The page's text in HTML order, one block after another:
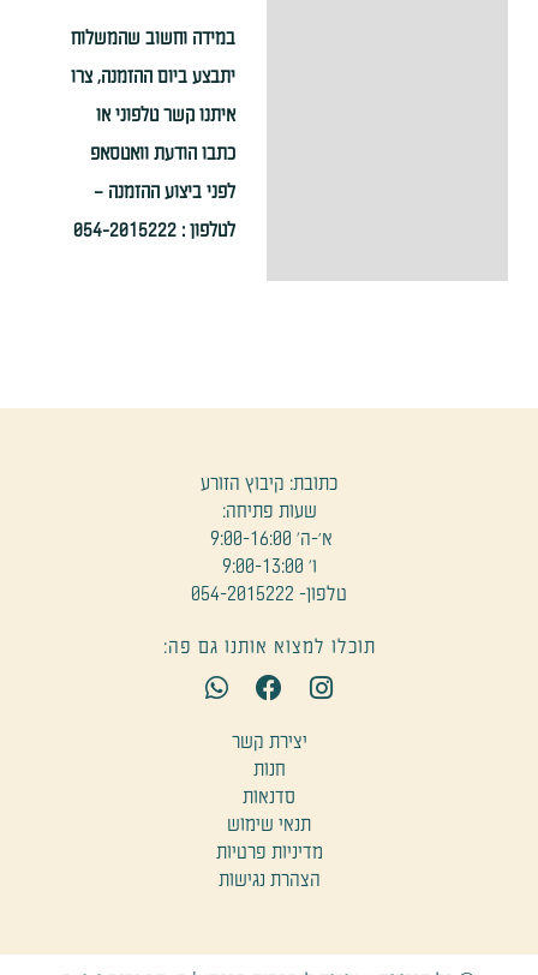
במידה וחשוב שהמשלוח
יתבצע ביום ההזמנה, צרו
איתנו קשר טלפוני או
כתבו הודעת וואטסאפ
לפני ביצוע ההזמנה –
לטלפון : 054-2015222
כתובת: קיבוץ הזורע
שעות פתיחה:
א׳-ה' 9:00-16:00
ו' 9:00-13:00
טלפון- 054-2015222
תוכלו למצוא אותנו גם פה:
I
n
a
m
F
a
e
b
o
o
k
W
h
p
יצירת קשר
חנות
סדנאות
תנאי שימוש
מדיניות פרטיות
הצהרת נגישות